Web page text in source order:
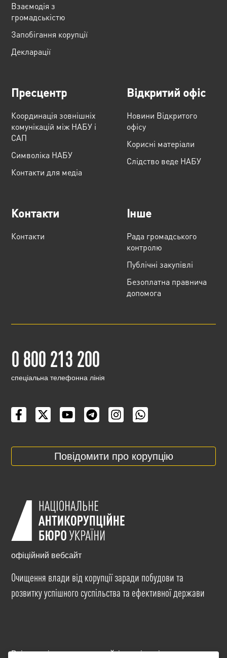
Взаємодія з
громадськістю
Запобігання корупції
Декларації
Пресцентр
Координація зовнішніх
комунікацій між НАБУ і
САП
Cимволіка НАБУ
Контакти для медіа
Відкритий офіс
Новини Відкритого
офісу
Корисні матеріали
Слідство веде НАБУ
Контакти
Контакти
Інше
Рада громадського
контролю
Публічні закупівлі
Безоплатна правнича
допомога
0 800 213 200
cпеціальна телефонна лінія
Повідомити про корупцію
офіційний вебсайт
Очищення влади від корупції заради побудови та
розвитку успішного суспільства та ефективної держави
Всі матеріали на цьому сайті розміщені на умовах